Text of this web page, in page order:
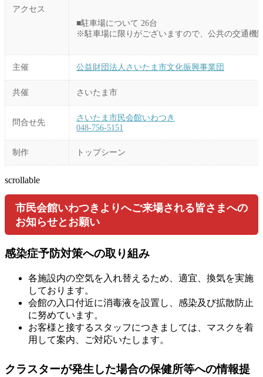
アクセス
■駐車場について 26台
※駐車場に限りがございますので、公共の交通機
主催 公益財団法人さいたま市文化振興事業団
共催 さいたま市
問合せ先
さいたま市民会館いわつき
048-756-5151
制作 トップシーン
scrollable
市民会館いわつきよりへご来場される皆さまへの
お知らせとお願い
感染症予防対策への取り組み
各施設内の空気を入れ替えるため、適宜、換気を実施
しております。
会館の入口付近に消毒液を設置し、感染及び拡散防止
に努めています。
お客様と接するスタッフにつきましては、マスクを着
用して案内、ご対応いたします。
クラスターが発生した場合の保健所等への情報提